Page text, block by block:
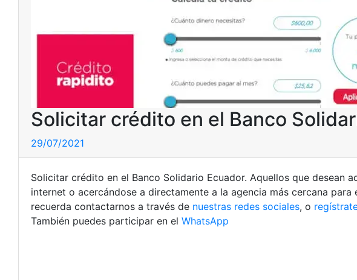
Solicitar crédito en el Banco
29/07/2021
Solicitar crédito en el Banco Solidario Ecuador. Aquellos que desean
internet o acercándose a directamente a la agencia más cercana
recuerda contactarnos a través de nuestras redes sociales, o
También puedes participar en el WhatsApp